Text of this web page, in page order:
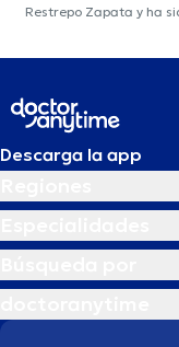
Restrepo Zapata y ha
Descarga la app